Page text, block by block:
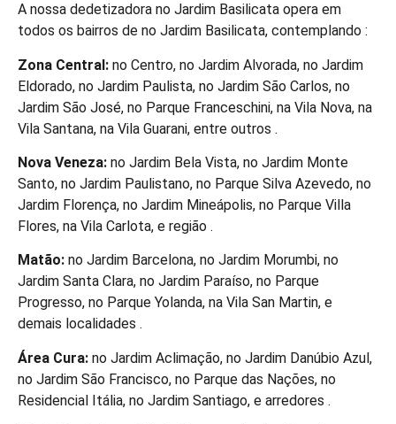
A nossa dedetizadora no Jardim Basilicata opera em
todos os bairros de no Jardim Basilicata, contemplando :
Zona Central: no Centro, no Jardim Alvorada, no Jardim
Eldorado, no Jardim Paulista, no Jardim São Carlos, no
Jardim São José, no Parque Franceschini, na Vila Nova, na
Vila Santana, na Vila Guarani, entre outros .
Nova Veneza: no Jardim Bela Vista, no Jardim Monte
Santo, no Jardim Paulistano, no Parque Silva Azevedo, no
Jardim Florença, no Jardim Mineápolis, no Parque Villa
Flores, na Vila Carlota, e região .
Matão: no Jardim Barcelona, no Jardim Morumbi, no
Jardim Santa Clara, no Jardim Paraíso, no Parque
Progresso, no Parque Yolanda, na Vila San Martin, e
demais localidades .
Área Cura: no Jardim Aclimação, no Jardim Danúbio Azul,
no Jardim São Francisco, no Parque das Nações, no
Residencial Itália, no Jardim Santiago, e arredores .